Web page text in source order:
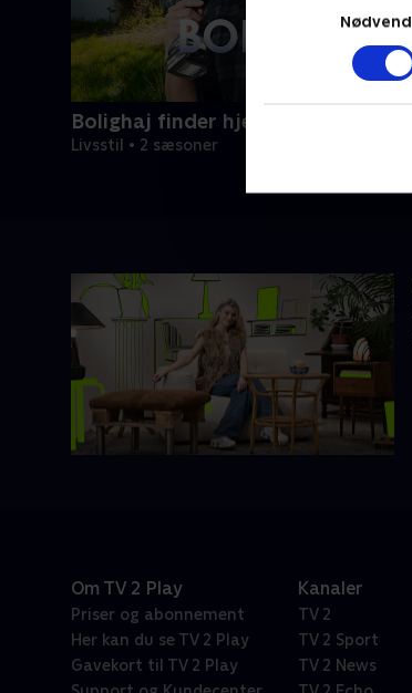
Bolighaj finder hjem
Livsstil • 2 sæsoner
Om TV 2 Play
Priser og abonnement
Her kan du se TV 2 Play
Gavekort til TV 2 Play
Kanaler
TV 2
TV 2 Sport
TV 2 News